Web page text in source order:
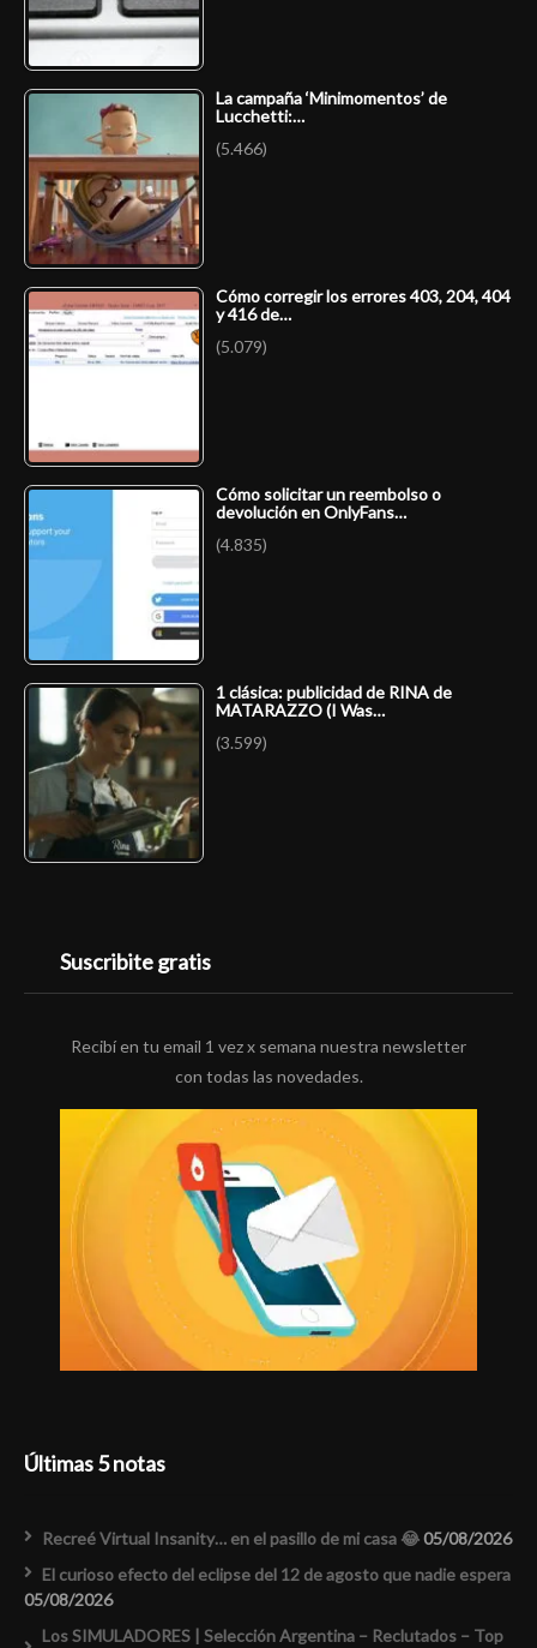
La campaña ‘Minimomentos’ de
Lucchetti:…
(5.466)
Cómo corregir los errores 403, 204, 404
y 416 de…
(5.079)
Cómo solicitar un reembolso o
devolución en OnlyFans…
(4.835)
1 clásica: publicidad de RINA de
MATARAZZO (I Was…
(3.599)
Suscribite gratis
Recibí en tu email 1 vez x semana nuestra newsletter
con todas las novedades.
Últimas 5 notas
Recreé Virtual Insanity… en el pasillo de mi casa 😂05/08/2026
El curioso efecto del eclipse del 12 de agosto que nadie espera
05/08/2026
Los SIMULADORES | Selección Argentina – Reclutados – Top